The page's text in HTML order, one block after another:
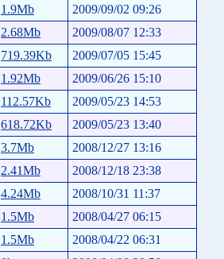
1.9Mb
2009/09/02 09:26
2.68Mb
2009/08/07 12:33
719.39Kb
2009/07/05 15:45
1.92Mb
2009/06/26 15:10
112.57Kb
2009/05/23 14:53
618.72Kb
2009/05/23 13:40
3.7Mb
2008/12/27 13:16
2.41Mb
2008/12/18 23:38
4.24Mb
2008/10/31 11:37
1.5Mb
2008/04/27 06:15
1.5Mb
2008/04/22 06:31